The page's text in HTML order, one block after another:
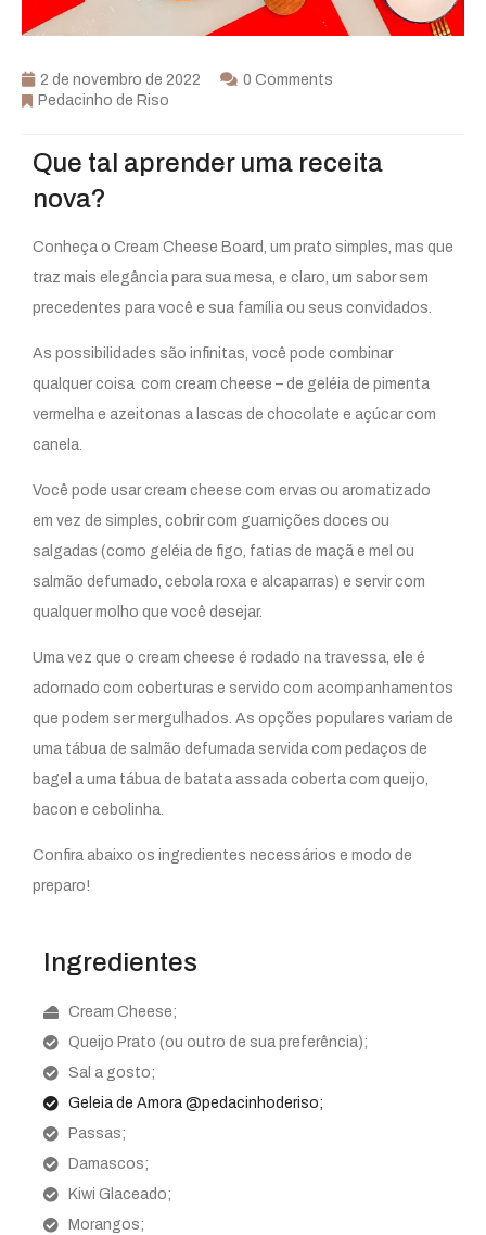
2 de novembro de 2022
0 Comments
Pedacinho de Riso
Que tal aprender uma receita
nova?
Conheça o Cream Cheese Board, um prato simples, mas que
traz mais elegância para sua mesa, e claro, um sabor sem
precedentes para você e sua família ou seus convidados.
As possibilidades são infinitas, você pode combinar
qualquer coisa com cream cheese – de geléia de pimenta
vermelha e azeitonas a lascas de chocolate e açúcar com
canela.
Você pode usar cream cheese com ervas ou aromatizado
em vez de simples, cobrir com guarnições doces ou
salgadas (como geléia de figo, fatias de maçã e mel ou
salmão defumado, cebola roxa e alcaparras) e servir com
qualquer molho que você desejar.
Uma vez que o cream cheese é rodado na travessa, ele é
adornado com coberturas e servido com acompanhamentos
que podem ser mergulhados. As opções populares variam de
uma tábua de salmão defumada servida com pedaços de
bagel a uma tábua de batata assada coberta com queijo,
bacon e cebolinha.
Confira abaixo os ingredientes necessários e modo de
preparo!
Ingredientes
Cream Cheese;
Queijo Prato (ou outro de sua preferência);
Sal a gosto;
Geleia de Amora @pedacinhoderiso;
Passas;
Damascos;
Kiwi Glaceado;
Morangos;